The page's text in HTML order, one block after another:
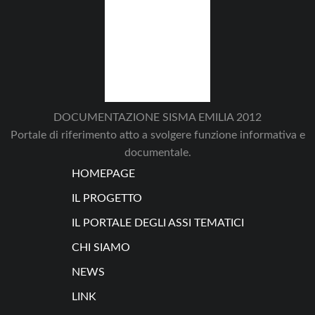
DOCUMENTAZIONE SISMA EMILIA 2012
Portale di riferimento atto a svolgere funzione informativa e
documentale.
HOMEPAGE
IL PROGETTO
IL PORTALE DEGLI ASSI TEMATICI
CHI SIAMO
NEWS
LINK